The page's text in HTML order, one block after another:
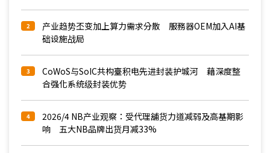
2
产业趋势丕变加上算力需求分散 服務器OEM加入AI基
础设施战局
3
CoWoS与SoIC共构臺积电先进封装护城河 藉深度整
合强化系统级封装优势
4
2026/4 NB产业观察：受代理舖货力道减弱及高基期影
响 五大NB品牌出货月减33%